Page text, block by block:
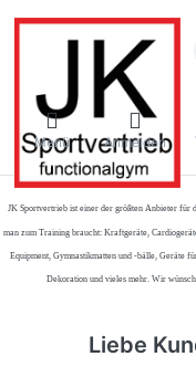
Menü Anmelden
JK Sportvertrieb ist einer der größten Anbieter für
man zum Training braucht: Kraftgeräte,
Equipment, Gymnastikmatten und -bälle, Geräte
Dekoration und vieles mehr. Wir
Liebe